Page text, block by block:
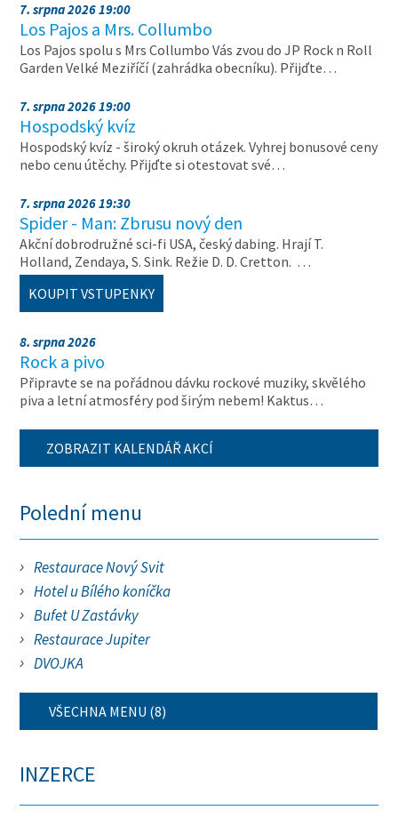
7. srpna 2026 19:00
Los Pajos a Mrs. Collumbo
Los Pajos spolu s Mrs Collumbo Vás zvou do JP Rock n Roll
Garden Velké Meziříčí (zahrádka obecníku). Přijďte…
7. srpna 2026 19:00
Hospodský kvíz
Hospodský kvíz - široký okruh otázek. Vyhrej bonusové ceny
nebo cenu útěchy. Přijďte si otestovat své…
7. srpna 2026 19:30
Spider - Man: Zbrusu nový den
Akční dobrodružné sci-fi USA, český dabing. Hrají T.
Holland, Zendaya, S. Sink. Režie D. D. Cretton. …
KOUPIT VSTUPENKY
8. srpna 2026
Rock a pivo
Připravte se na pořádnou dávku rockové muziky, skvělého
piva a letní atmosféry pod širým nebem! Kaktus…
ZOBRAZIT KALENDÁŘ AKCÍ
Polední menu
Restaurace Nový Svit
Hotel u Bílého koníčka
Bufet U Zastávky
Restaurace Jupiter
DVOJKA
VŠECHNA MENU (8)
INZERCE